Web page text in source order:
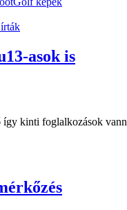
asok is
így kinti foglalkozások